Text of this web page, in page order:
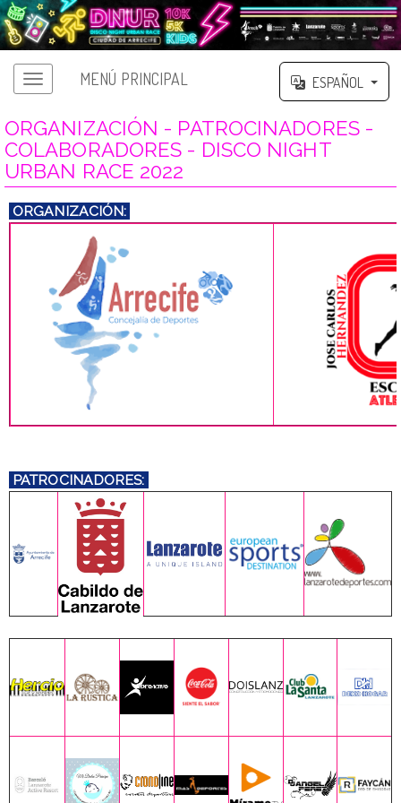
MENÚ PRINCIPAL ESPAÑOL
ORGANIZACIÓN - PATROCINADORES -
COLABORADORES - DISCO NIGHT
URBAN RACE 2022
ORGANIZACIÓN:
PATROCINADORES: